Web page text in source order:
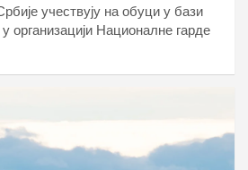
учествују на обуци у бази
организацији Националне гарде